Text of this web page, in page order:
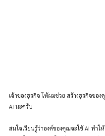
เจ้าของธุรกิจ ให้ผมช่วย สร้างธุรกิจขอ
AI นะครับ
สนใจเรียนรู้ว่าองค์ของคุณจะใช้ AI ทำใ